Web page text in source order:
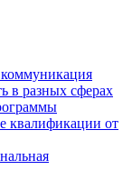
в разных сферах
квалификации от